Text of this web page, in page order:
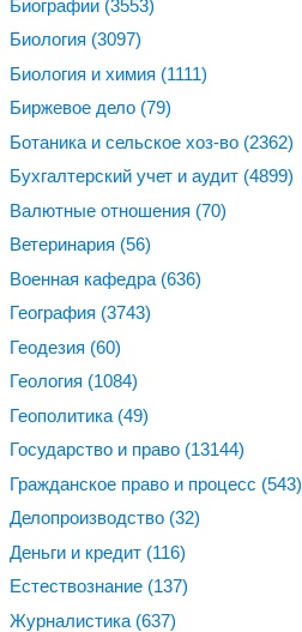
Биографии (3553)
Биология (3097)
Биология и химия (1111)
Биржевое дело (79)
Ботаника и сельское хоз-во (2362)
Бухгалтерский учет и аудит (4899)
Валютные отношения (70)
Ветеринария (56)
Военная кафедра (636)
География (3743)
Геодезия (60)
Геология (1084)
Геополитика (49)
Государство и право (13144)
Гражданское право и процесс (543)
Делопроизводство (32)
Деньги и кредит (116)
Естествознание (137)
Журналистика (637)